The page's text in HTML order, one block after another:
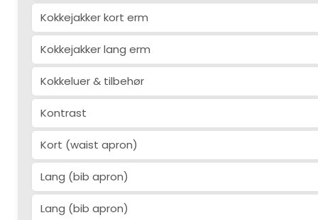
Kokkejakker kort erm
Kokkejakker lang erm
Kokkeluer & tilbehør
Kontrast
Kort (waist apron)
Lang (bib apron)
Lang (bib apron)